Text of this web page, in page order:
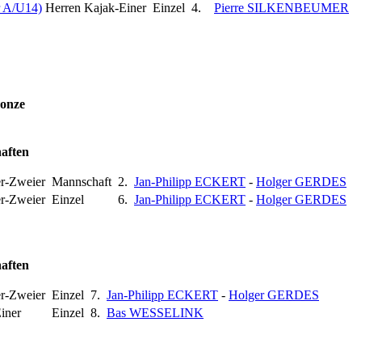
A/U14) Herren Kajak-Einer Einzel 4. Pierre SILKENBEUMER
Zweier Mannschaft 2. Jan-Philipp ECKERT - Holger GERDES
Zweier Einzel 6. Jan-Philipp ECKERT - Holger GERDES
Zweier Einzel 7. Jan-Philipp ECKERT - Holger GERDES
Einzel 8. Bas WESSELINK